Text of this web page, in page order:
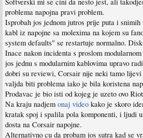
problema napojna pravi problem.
Isprobah jos jednom jutros prije puta i
kabl iz napojne sa molexima na kojem su
system defaults" se restartuje normalno.
Inace nakon incidenta s proslom
jos jednu s modularnim kablovima upravo
dobri su reviewi, Corsair nije neki tamo lijevi
valjda biti problema iako je bila koristena
Prodavac je bio isti od kojeg je uzeto ovo
Na kraju nadjem onaj video kako je skoro
kratak spoj i spalila pola komponenti, i ljudi
dosta na Corsair napojne.
Alternativno cu da probam jos sutra kad se